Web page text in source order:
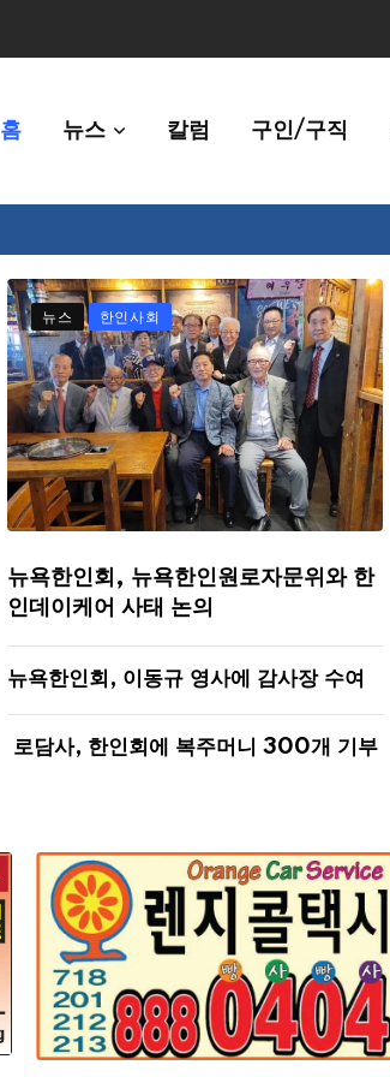
홈 뉴스 칼럼 구인/구직
뉴스 한인사회
뉴욕한인회, 뉴욕한인원로자문위와 한
인데이케어 사태 논의
뉴욕한인회, 이동규 영사에 감사장 수여
로담사, 한인회에 복주머니 300개 기부